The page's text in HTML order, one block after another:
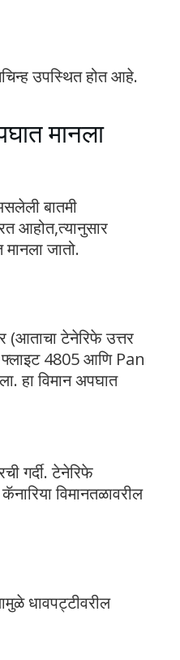
उपस्थित होत आहे.
मानला
बातमी
आहोत,त्यानुसार
जातो.
(आताचा टेनेरिफे उत्तर
फ्लाइट 4805 आणि Pan
हा विमान अपघात
गर्दी. टेनेरिफे
विमानतळावरील
धावपट्टीवरील